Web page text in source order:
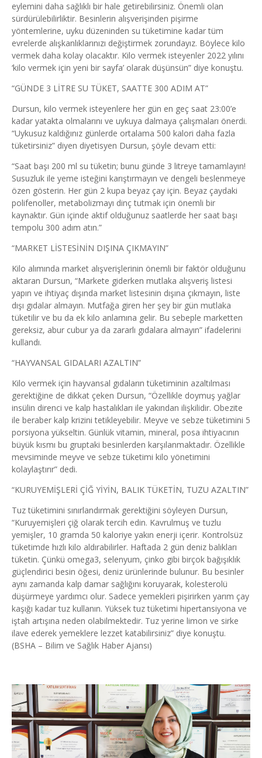
eylemini daha sağlıklı bir hale getirebilirsiniz. Önemli olan
sürdürülebilirliktir. Besinlerin alışverişinden pişirme
yöntemlerine, uyku düzeninden su tüketimine kadar tüm
evrelerde alışkanlıklarınızı değiştirmek zorundayız. Böylece kilo
vermek daha kolay olacaktır. Kilo vermek isteyenler 2022 yılını
‘kilo vermek için yeni bir sayfa’ olarak düşünsün” diye konuştu.
“GÜNDE 3 LİTRE SU TÜKET, SAATTE 300 ADIM AT”
Dursun, kilo vermek isteyenlere her gün en geç saat 23:00’e
kadar yatakta olmalarını ve uykuya dalmaya çalışmaları önerdi.
“Uykusuz kaldığınız günlerde ortalama 500 kalori daha fazla
tüketirsiniz” diyen diyetisyen Dursun, şöyle devam etti:
“Saat başı 200 ml su tüketin; bunu günde 3 litreye tamamlayın!
Susuzluk ile yeme isteğini karıştırmayın ve dengeli beslenmeye
özen gösterin. Her gün 2 kupa beyaz çay için. Beyaz çaydaki
polifenoller, metabolizmayı dinç tutmak için önemli bir
kaynaktır. Gün içinde aktif olduğunuz saatlerde her saat başı
tempolu 300 adım atın.”
“MARKET LİSTESİNİN DIŞINA ÇIKMAYIN”
Kilo alımında market alışverişlerinin önemli bir faktör olduğunu
aktaran Dursun, “Markete giderken mutlaka alışveriş listesi
yapın ve ihtiyaç dışında market listesinin dışına çıkmayın, liste
dışı gıdalar almayın. Mutfağa giren her şey bir gün mutlaka
tüketilir ve bu da ek kilo anlamına gelir. Bu sebeple marketten
gereksiz, abur cubur ya da zararlı gıdalara almayın” ifadelerini
kullandı.
“HAYVANSAL GIDALARI AZALTIN”
Kilo vermek için hayvansal gıdaların tüketiminin azaltılması
gerektiğine de dikkat çeken Dursun, “Özellikle doymuş yağlar
insülin direnci ve kalp hastalıkları ile yakından ilişkilidir. Obezite
ile beraber kalp krizini tetikleyebilir. Meyve ve sebze tüketimini 5
porsiyona yükseltin. Günlük vitamin, mineral, posa ihtiyacının
büyük kısmı bu gruptaki besinlerden karşılanmaktadır. Özellikle
mevsiminde meyve ve sebze tüketimi kilo yönetimini
kolaylaştırır” dedi.
“KURUYEMİŞLERİ ÇİĞ YİYİN, BALIK TÜKETİN, TUZU AZALTIN”
Tuz tüketimini sınırlandırmak gerektiğini söyleyen Dursun,
“Kuruyemişleri çiğ olarak tercih edin. Kavrulmuş ve tuzlu
yemişler, 10 gramda 50 kaloriye yakın enerji içerir. Kontrolsüz
tüketimde hızlı kilo aldırabilirler. Haftada 2 gün deniz balıkları
tüketin. Çünkü omega3, selenyum, çinko gibi birçok bağışıklık
güçlendirici besin öğesi, deniz ürünlerinde bulunur. Bu besinler
aynı zamanda kalp damar sağlığını koruyarak, kolesterolü
düşürmeye yardımcı olur. Sadece yemekleri pişirirken yarım çay
kaşığı kadar tuz kullanın. Yüksek tuz tüketimi hipertansiyona ve
iştah artışına neden olabilmektedir. Tuz yerine limon ve sirke
ilave ederek yemeklere lezzet katabilirsiniz” diye konuştu.
(BSHA – Bilim ve Sağlık Haber Ajansı)